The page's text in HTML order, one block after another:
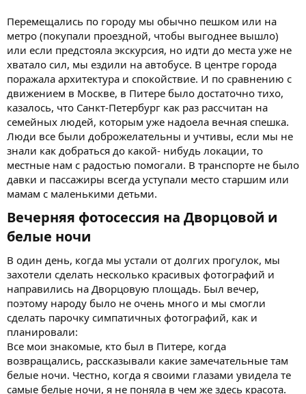
Перемещались по городу мы обычно пешком или на
метро (покупали проездной, чтобы выгоднее вышло)
или если предстояла экскурсия, но идти до места уже не
хватало сил, мы ездили на автобусе. В центре города
поражала архитектура и спокойствие. И по сравнению с
движением в Москве, в Питере было достаточно тихо,
казалось, что Санкт-Петербург как раз рассчитан на
семейных людей, которым уже надоела вечная спешка.
Люди все были доброжелательны и учтивы, если мы не
знали как добраться до какой- нибудь локации, то
местные нам с радостью помогали. В транспорте не было
давки и пассажиры всегда уступали место старшим или
мамам с маленькими детьми.
Вечерняя фотосессия на Дворцовой и
белые ночи​
В один день, когда мы устали от долгих прогулок, мы
захотели сделать несколько красивых фотографий и
направились на Дворцовую площадь. Был вечер,
поэтому народу было не очень много и мы смогли
сделать парочку симпатичных фотографий, как и
планировали:
Все мои знакомые, кто был в Питере, когда
возвращались, рассказывали какие замечательные там
белые ночи. Честно, когда я своими глазами увидела те
самые белые ночи, я не поняла в чем же здесь красота.